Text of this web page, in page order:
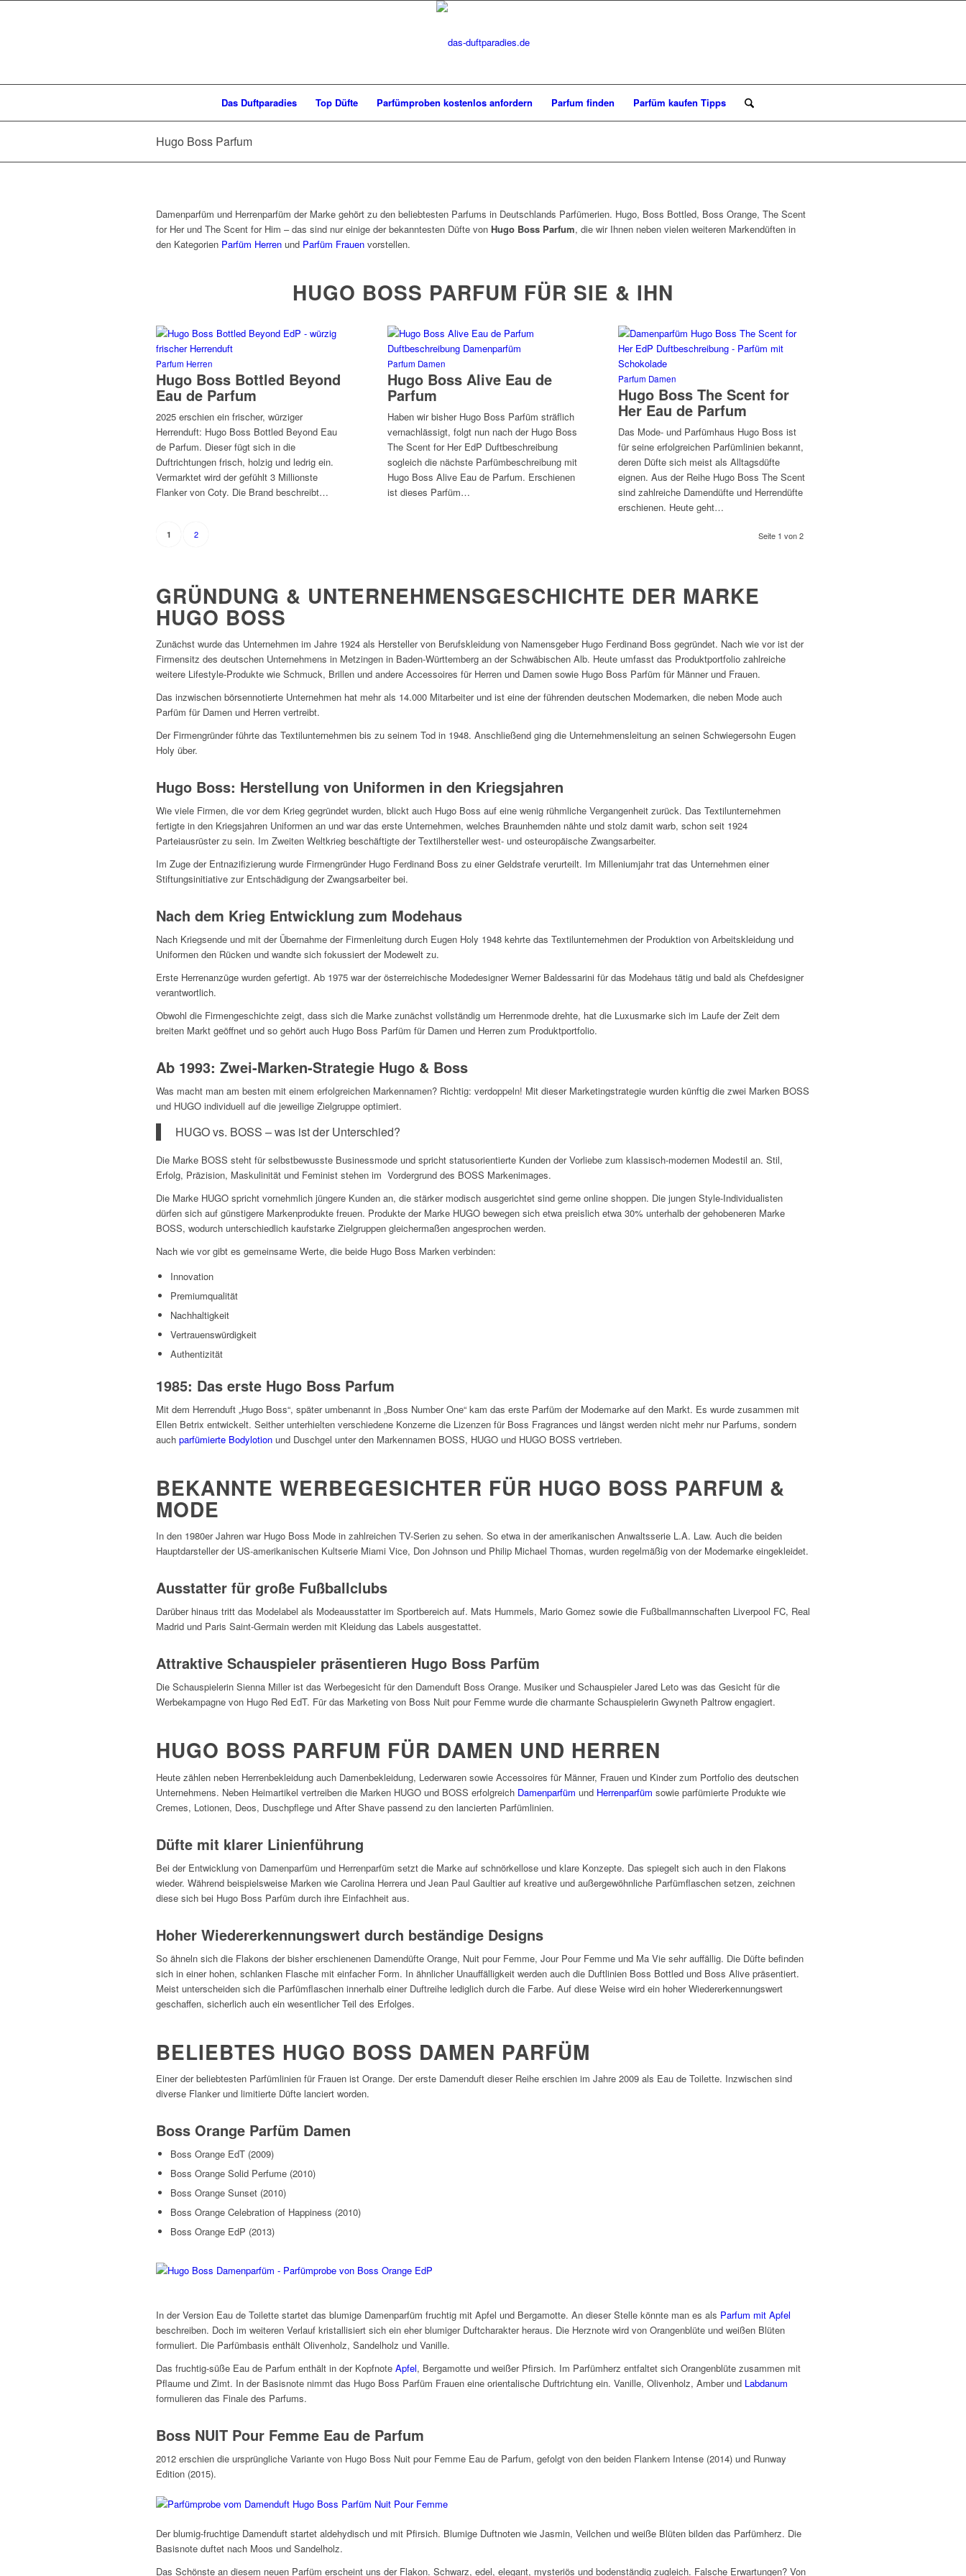
Das Duftparadies Top Düfte Parfümproben kostenlos anfordern Parfum finden Parfüm kaufen Tipps
Hugo Boss Parfum
Damenparfüm und Herrenparfüm der Marke gehört zu den beliebtesten Parfums in Deutschlands Parfümerien. Hugo, Boss Bottled, Boss Orange, The Scent
for Her und The Scent for Him – das sind nur einige der bekanntesten Düfte von Hugo Boss Parfum, die wir Ihnen neben vielen weiteren Markendüften in
den Kategorien Parfüm Herren und Parfüm Frauen vorstellen.
HUGO BOSS PARFUM FÜR SIE & IHN
Parfum Herren
Hugo Boss Bottled Beyond
Eau de Parfum
2025 erschien ein frischer, würziger
Herrenduft: Hugo Boss Bottled Beyond Eau
de Parfum. Dieser fügt sich in die
Duftrichtungen frisch, holzig und ledrig ein.
Vermarktet wird der gefühlt 3 Millionste
Flanker von Coty. Die Brand beschreibt…
Parfum Damen
Hugo Boss Alive Eau de
Parfum
Haben wir bisher Hugo Boss Parfüm sträflich
vernachlässigt, folgt nun nach der Hugo Boss
The Scent for Her EdP Duftbeschreibung
sogleich die nächste Parfümbeschreibung mit
Hugo Boss Alive Eau de Parfum. Erschienen
ist dieses Parfüm…
Parfum Damen
Hugo Boss The Scent for
Her Eau de Parfum
Das Mode- und Parfümhaus Hugo Boss ist
für seine erfolgreichen Parfümlinien bekannt,
deren Düfte sich meist als Alltagsdüfte
eignen. Aus der Reihe Hugo Boss The Scent
sind zahlreiche Damendüfte und Herrendüfte
erschienen. Heute geht…
Seite 1 von 2
1 2
GRÜNDUNG & UNTERNEHMENSGESCHICHTE DER MARKE
HUGO BOSS
Zunächst wurde das Unternehmen im Jahre 1924 als Hersteller von Berufskleidung von Namensgeber Hugo Ferdinand Boss gegründet. Nach wie vor ist der
Firmensitz des deutschen Unternehmens in Metzingen in Baden-Württemberg an der Schwäbischen Alb. Heute umfasst das Produktportfolio zahlreiche
weitere Lifestyle-Produkte wie Schmuck, Brillen und andere Accessoires für Herren und Damen sowie Hugo Boss Parfüm für Männer und Frauen.
Das inzwischen börsennotierte Unternehmen hat mehr als 14.000 Mitarbeiter und ist eine der führenden deutschen Modemarken, die neben Mode auch
Parfüm für Damen und Herren vertreibt.
Der Firmengründer führte das Textilunternehmen bis zu seinem Tod in 1948. Anschließend ging die Unternehmensleitung an seinen Schwiegersohn Eugen
Holy über.
Hugo Boss: Herstellung von Uniformen in den Kriegsjahren
Wie viele Firmen, die vor dem Krieg gegründet wurden, blickt auch Hugo Boss auf eine wenig rühmliche Vergangenheit zurück. Das Textilunternehmen
fertigte in den Kriegsjahren Uniformen an und war das erste Unternehmen, welches Braunhemden nähte und stolz damit warb, schon seit 1924
Parteiausrüster zu sein. Im Zweiten Weltkrieg beschäftigte der Textilhersteller west- und osteuropäische Zwangsarbeiter.
Im Zuge der Entnazifizierung wurde Firmengründer Hugo Ferdinand Boss zu einer Geldstrafe verurteilt. Im Milleniumjahr trat das Unternehmen einer
Stiftungsinitiative zur Entschädigung der Zwangsarbeiter bei.
Nach dem Krieg Entwicklung zum Modehaus
Nach Kriegsende und mit der Übernahme der Firmenleitung durch Eugen Holy 1948 kehrte das Textilunternehmen der Produktion von Arbeitskleidung und
Uniformen den Rücken und wandte sich fokussiert der Modewelt zu.
Erste Herrenanzüge wurden gefertigt. Ab 1975 war der österreichische Modedesigner Werner Baldessarini für das Modehaus tätig und bald als Chefdesigner
verantwortlich.
Obwohl die Firmengeschichte zeigt, dass sich die Marke zunächst vollständig um Herrenmode drehte, hat die Luxusmarke sich im Laufe der Zeit dem
breiten Markt geöffnet und so gehört auch Hugo Boss Parfüm für Damen und Herren zum Produktportfolio.
Ab 1993: Zwei-Marken-Strategie Hugo & Boss
Was macht man am besten mit einem erfolgreichen Markennamen? Richtig: verdoppeln! Mit dieser Marketingstrategie wurden künftig die zwei Marken BOSS
und HUGO individuell auf die jeweilige Zielgruppe optimiert.
HUGO vs. BOSS – was ist der Unterschied?
Die Marke BOSS steht für selbstbewusste Businessmode und spricht statusorientierte Kunden der Vorliebe zum klassisch-modernen Modestil an. Stil,
Erfolg, Präzision, Maskulinität und Feminist stehen im Vordergrund des BOSS Markenimages.
Die Marke HUGO spricht vornehmlich jüngere Kunden an, die stärker modisch ausgerichtet sind gerne online shoppen. Die jungen Style-Individualisten
dürfen sich auf günstigere Markenprodukte freuen. Produkte der Marke HUGO bewegen sich etwa preislich etwa 30% unterhalb der gehobeneren Marke
BOSS, wodurch unterschiedlich kaufstarke Zielgruppen gleichermaßen angesprochen werden.
Nach wie vor gibt es gemeinsame Werte, die beide Hugo Boss Marken verbinden:
Innovation
Premiumqualität
Nachhaltigkeit
Vertrauenswürdigkeit
Authentizität
1985: Das erste Hugo Boss Parfum
Mit dem Herrenduft „Hugo Boss“, später umbenannt in „Boss Number One“ kam das erste Parfüm der Modemarke auf den Markt. Es wurde zusammen mit
Ellen Betrix entwickelt. Seither unterhielten verschiedene Konzerne die Lizenzen für Boss Fragrances und längst werden nicht mehr nur Parfums, sondern
auch parfümierte Bodylotion und Duschgel unter den Markennamen BOSS, HUGO und HUGO BOSS vertrieben.
BEKANNTE WERBEGESICHTER FÜR HUGO BOSS PARFUM &
MODE
In den 1980er Jahren war Hugo Boss Mode in zahlreichen TV-Serien zu sehen. So etwa in der amerikanischen Anwaltsserie L.A. Law. Auch die beiden
Hauptdarsteller der US-amerikanischen Kultserie Miami Vice, Don Johnson und Philip Michael Thomas, wurden regelmäßig von der Modemarke eingekleidet.
Ausstatter für große Fußballclubs
Darüber hinaus tritt das Modelabel als Modeausstatter im Sportbereich auf. Mats Hummels, Mario Gomez sowie die Fußballmannschaften Liverpool FC, Real
Madrid und Paris Saint-Germain werden mit Kleidung das Labels ausgestattet.
Attraktive Schauspieler präsentieren Hugo Boss Parfüm
Die Schauspielerin Sienna Miller ist das Werbegesicht für den Damenduft Boss Orange. Musiker und Schauspieler Jared Leto was das Gesicht für die
Werbekampagne von Hugo Red EdT. Für das Marketing von Boss Nuit pour Femme wurde die charmante Schauspielerin Gwyneth Paltrow engagiert.
HUGO BOSS PARFUM FÜR DAMEN UND HERREN
Heute zählen neben Herrenbekleidung auch Damenbekleidung, Lederwaren sowie Accessoires für Männer, Frauen und Kinder zum Portfolio des deutschen
Unternehmens. Neben Heimartikel vertreiben die Marken HUGO und BOSS erfolgreich Damenparfüm und Herrenparfüm sowie parfümierte Produkte wie
Cremes, Lotionen, Deos, Duschpflege und After Shave passend zu den lancierten Parfümlinien.
Düfte mit klarer Linienführung
Bei der Entwicklung von Damenparfüm und Herrenparfüm setzt die Marke auf schnörkellose und klare Konzepte. Das spiegelt sich auch in den Flakons
wieder. Während beispielsweise Marken wie Carolina Herrera und Jean Paul Gaultier auf kreative und außergewöhnliche Parfümflaschen setzen, zeichnen
diese sich bei Hugo Boss Parfüm durch ihre Einfachheit aus.
Hoher Wiedererkennungswert durch beständige Designs
So ähneln sich die Flakons der bisher erschienenen Damendüfte Orange, Nuit pour Femme, Jour Pour Femme und Ma Vie sehr auffällig. Die Düfte befinden
sich in einer hohen, schlanken Flasche mit einfacher Form. In ähnlicher Unauffälligkeit werden auch die Duftlinien Boss Bottled und Boss Alive präsentiert.
Meist unterscheiden sich die Parfümflaschen innerhalb einer Duftreihe lediglich durch die Farbe. Auf diese Weise wird ein hoher Wiedererkennungswert
geschaffen, sicherlich auch ein wesentlicher Teil des Erfolges.
BELIEBTES HUGO BOSS DAMEN PARFÜM
Einer der beliebtesten Parfümlinien für Frauen ist Orange. Der erste Damenduft dieser Reihe erschien im Jahre 2009 als Eau de Toilette. Inzwischen sind
diverse Flanker und limitierte Düfte lanciert worden.
Boss Orange Parfüm Damen
Boss Orange EdT (2009)
Boss Orange Solid Perfume (2010)
Boss Orange Sunset (2010)
Boss Orange Celebration of Happiness (2010)
Boss Orange EdP (2013)
In der Version Eau de Toilette startet das blumige Damenparfüm fruchtig mit Apfel und Bergamotte. An dieser Stelle könnte man es als Parfum mit Apfel
beschreiben. Doch im weiteren Verlauf kristallisiert sich ein eher blumiger Duftcharakter heraus. Die Herznote wird von Orangenblüte und weißen Blüten
formuliert. Die Parfümbasis enthält Olivenholz, Sandelholz und Vanille.
Das fruchtig-süße Eau de Parfum enthält in der Kopfnote Apfel, Bergamotte und weißer Pfirsich. Im Parfümherz entfaltet sich Orangenblüte zusammen mit
Pflaume und Zimt. In der Basisnote nimmt das Hugo Boss Parfüm Frauen eine orientalische Duftrichtung ein. Vanille, Olivenholz, Amber und Labdanum
formulieren das Finale des Parfums.
Boss NUIT Pour Femme Eau de Parfum
2012 erschien die ursprüngliche Variante von Hugo Boss Nuit pour Femme Eau de Parfum, gefolgt von den beiden Flankern Intense (2014) und Runway
Edition (2015).
Der blumig-fruchtige Damenduft startet aldehydisch und mit Pfirsich. Blumige Duftnoten wie Jasmin, Veilchen und weiße Blüten bilden das Parfümherz. Die
Basisnote duftet nach Moos und Sandelholz.
Das Schönste an diesem neuen Parfüm erscheint uns der Flakon. Schwarz, edel, elegant, mysteriös und bodenständig zugleich. Falsche Erwartungen? Von